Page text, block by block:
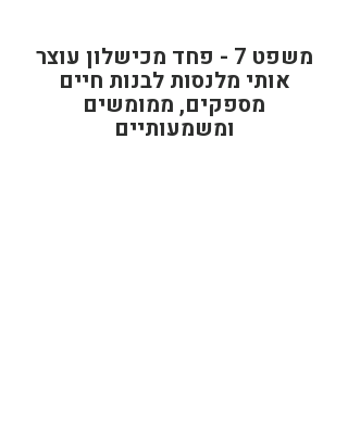
משפט 7 - פחד מכישלון עוצר
אותי מלנסות לבנות חיים
מספקים, ממומשים
ומשמעותיים